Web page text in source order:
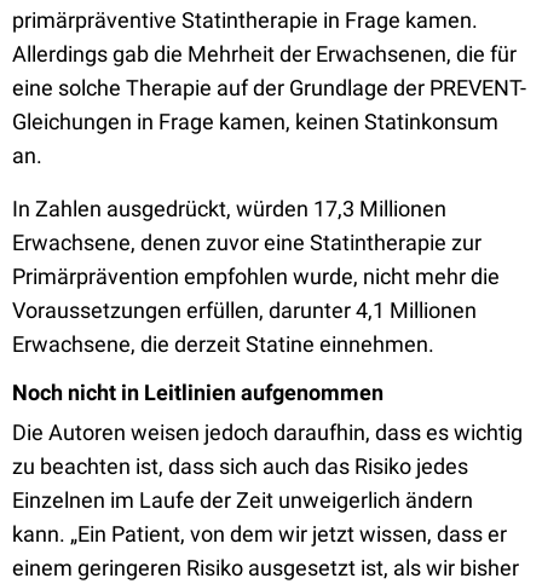
primärpräventive Statintherapie in Frage kamen.
Allerdings gab die Mehrheit der Erwachsenen, die für
eine solche Therapie auf der Grundlage der PREVENT-
Gleichungen in Frage kamen, keinen Statinkonsum
an.
In Zahlen ausgedrückt, würden 17,3 Millionen
Erwachsene, denen zuvor eine Statintherapie zur
Primärprävention empfohlen wurde, nicht mehr die
Voraussetzungen erfüllen, darunter 4,1 Millionen
Erwachsene, die derzeit Statine einnehmen.
Noch nicht in Leitlinien aufgenommen
Die Autoren weisen jedoch daraufhin, dass es wichtig
zu beachten ist, dass sich auch das Risiko jedes
Einzelnen im Laufe der Zeit unweigerlich ändern
kann. „Ein Patient, von dem wir jetzt wissen, dass er
einem geringeren Risiko ausgesetzt ist, als wir bisher